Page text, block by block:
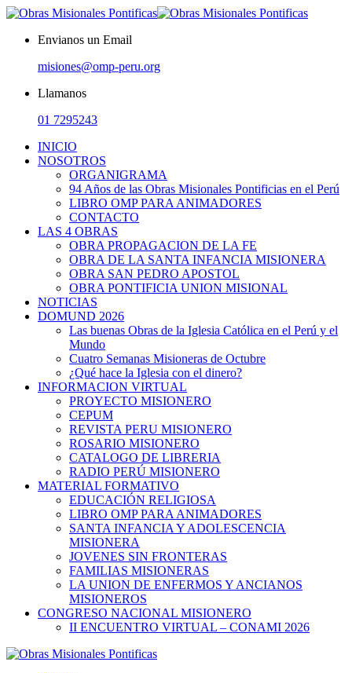
Envianos un Email
misiones@omp-peru.org
Llamanos
01 7295243
INICIO
NOSOTROS
ORGANIGRAMA
94 Años de las Obras Misionales Pontificias en el Perú
LIBRO OMP PARA ANIMADORES
CONTACTO
LAS 4 OBRAS
OBRA PROPAGACION DE LA FE
OBRA DE LA SANTA INFANCIA MISIONERA
OBRA SAN PEDRO APOSTOL
OBRA PONTIFICIA UNION MISIONAL
NOTICIAS
DOMUND 2026
Las buenas Obras de la Iglesia Católica en el Perú y el
Mundo
Cuatro Semanas Misioneras de Octubre
¿Qué hace la Iglesia con el dinero?
INFORMACION VIRTUAL
PROYECTO MISIONERO
CEPUM
REVISTA PERU MISIONERO
ROSARIO MISIONERO
CATALOGO DE LIBRERIA
RADIO PERÚ MISIONERO
MATERIAL FORMATIVO
EDUCACIÓN RELIGIOSA
LIBRO OMP PARA ANIMADORES
SANTA INFANCIA Y ADOLESCENCIA
MISIONERA
JOVENES SIN FRONTERAS
FAMILIAS MISIONERAS
LA UNION DE ENFERMOS Y ANCIANOS
MISIONEROS
CONGRESO NACIONAL MISIONERO
II ENCUENTRO VIRTUAL – CONAMI 2026